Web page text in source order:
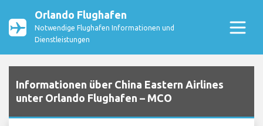
Orlando Flughafen
Notwendige Flughafen Informationen und
Dienstleistungen
Informationen über China Eastern Airlines
unter Orlando Flughafen – MCO